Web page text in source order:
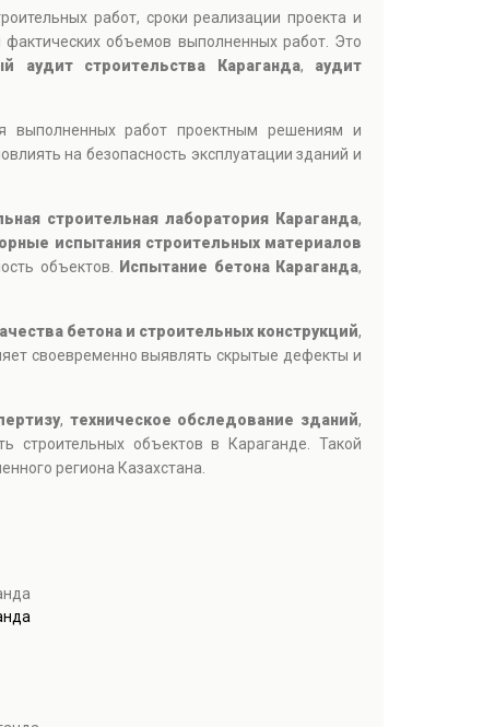
работ, сроки реализации проекта и
фактических объемов выполненных работ. Это
аудит строительства Караганда, аудит
выполненных работ проектным решениям и
на безопасность эксплуатации зданий и
строительная лаборатория Караганда,
испытания строительных материалов
объектов.
Испытание бетона Караганда,
бетона и строительных конструкций,
своевременно выявлять скрытые дефекты и
, техническое обследование зданий,
строительных объектов в Караганде. Такой
региона Казахстана.